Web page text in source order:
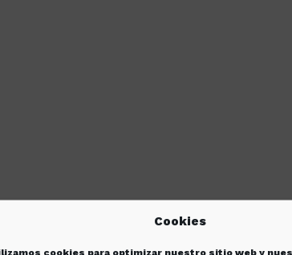
Cookies
cookies para optimizar nuestro sitio web y